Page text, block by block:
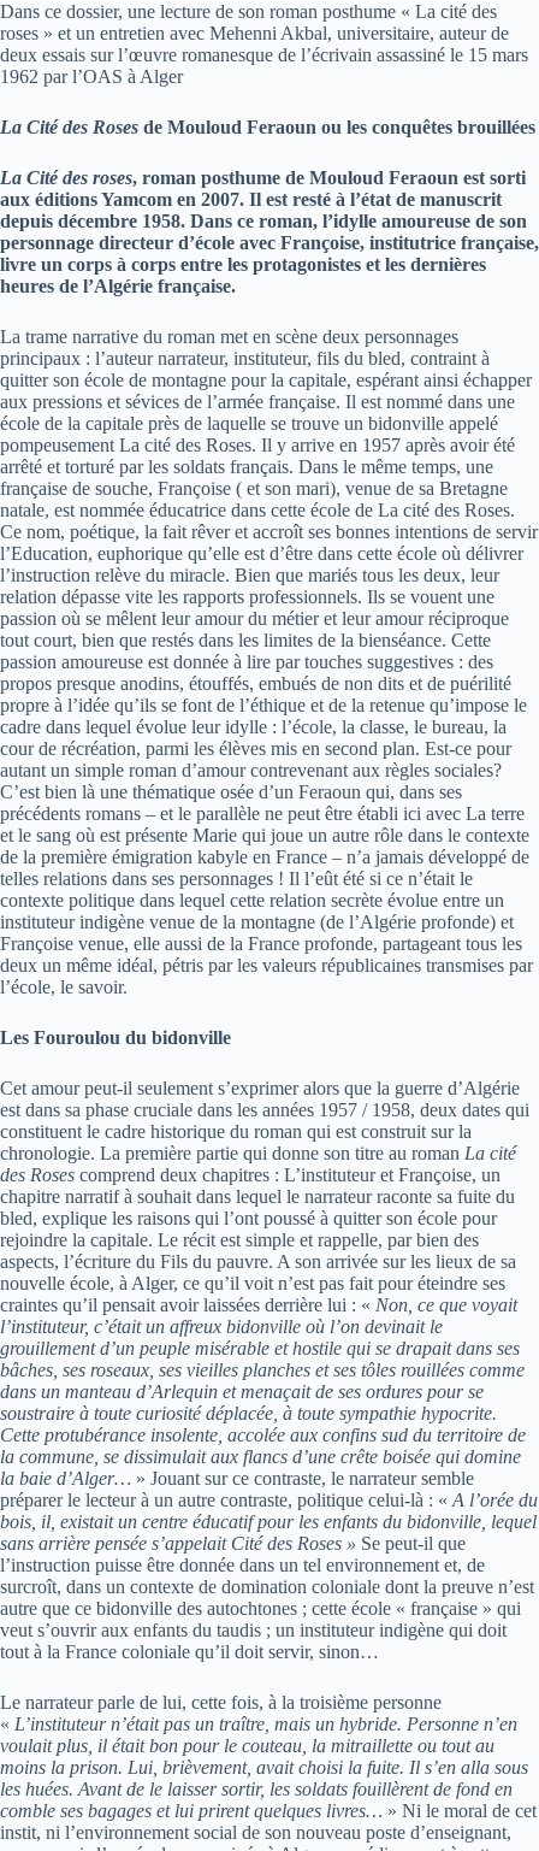
Dans ce dossier, une lecture de son roman posthume « La cité des
roses » et un entretien avec Mehenni Akbal, universitaire, auteur de
deux essais sur l’œuvre romanesque de l’écrivain assassiné le 15 mars
1962 par l’OAS à Alger
La Cité des Roses de Mouloud Feraoun ou les conquêtes brouillées
La Cité des roses, roman posthume de Mouloud Feraoun est sorti
aux éditions Yamcom en 2007. Il est resté à l’état de manuscrit
depuis décembre 1958. Dans ce roman, l’idylle amoureuse de son
personnage directeur d’école avec Françoise, institutrice française,
livre un corps à corps entre les protagonistes et les dernières
heures de l’Algérie française.
La trame narrative du roman met en scène deux personnages
principaux : l’auteur narrateur, instituteur, fils du bled, contraint à
quitter son école de montagne pour la capitale, espérant ainsi échapper
aux pressions et sévices de l’armée française. Il est nommé dans une
école de la capitale près de laquelle se trouve un bidonville appelé
pompeusement La cité des Roses. Il y arrive en 1957 après avoir été
arrêté et torturé par les soldats français. Dans le même temps, une
française de souche, Françoise ( et son mari), venue de sa Bretagne
natale, est nommée éducatrice dans cette école de La cité des Roses.
Ce nom, poétique, la fait rêver et accroît ses bonnes intentions de servir
l’Education, euphorique qu’elle est d’être dans cette école où délivrer
l’instruction relève du miracle. Bien que mariés tous les deux, leur
relation dépasse vite les rapports professionnels. Ils se vouent une
passion où se mêlent leur amour du métier et leur amour réciproque
tout court, bien que restés dans les limites de la bienséance. Cette
passion amoureuse est donnée à lire par touches suggestives : des
propos presque anodins, étouffés, embués de non dits et de puérilité
propre à l’idée qu’ils se font de l’éthique et de la retenue qu’impose le
cadre dans lequel évolue leur idylle : l’école, la classe, le bureau, la
cour de récréation, parmi les élèves mis en second plan. Est-ce pour
autant un simple roman d’amour contrevenant aux règles sociales?
C’est bien là une thématique osée d’un Feraoun qui, dans ses
précédents romans – et le parallèle ne peut être établi ici avec La terre
et le sang où est présente Marie qui joue un autre rôle dans le contexte
de la première émigration kabyle en France – n’a jamais développé de
telles relations dans ses personnages ! Il l’eût été si ce n’était le
contexte politique dans lequel cette relation secrète évolue entre un
instituteur indigène venue de la montagne (de l’Algérie profonde) et
Françoise venue, elle aussi de la France profonde, partageant tous les
deux un même idéal, pétris par les valeurs républicaines transmises par
l’école, le savoir.
Les Fouroulou du bidonville
Cet amour peut-il seulement s’exprimer alors que la guerre d’Algérie
est dans sa phase cruciale dans les années 1957 / 1958, deux dates qui
constituent le cadre historique du roman qui est construit sur la
chronologie. La première partie qui donne son titre au roman La cité
des Roses comprend deux chapitres : L’instituteur et Françoise, un
chapitre narratif à souhait dans lequel le narrateur raconte sa fuite du
bled, explique les raisons qui l’ont poussé à quitter son école pour
rejoindre la capitale. Le récit est simple et rappelle, par bien des
aspects, l’écriture du Fils du pauvre. A son arrivée sur les lieux de sa
nouvelle école, à Alger, ce qu’il voit n’est pas fait pour éteindre ses
craintes qu’il pensait avoir laissées derrière lui : « Non, ce que voyait
l’instituteur, c’était un affreux bidonville où l’on devinait le
grouillement d’un peuple misérable et hostile qui se drapait dans ses
bâches, ses roseaux, ses vieilles planches et ses tôles rouillées comme
dans un manteau d’Arlequin et menaçait de ses ordures pour se
soustraire à toute curiosité déplacée, à toute sympathie hypocrite.
Cette protubérance insolente, accolée aux confins sud du territoire de
la commune, se dissimulait aux flancs d’une crête boisée qui domine
la baie d’Alger… » Jouant sur ce contraste, le narrateur semble
préparer le lecteur à un autre contraste, politique celui-là : « A l’orée du
bois, il, existait un centre éducatif pour les enfants du bidonville, lequel
sans arrière pensée s’appelait Cité des Roses » Se peut-il que
l’instruction puisse être donnée dans un tel environnement et, de
surcroît, dans un contexte de domination coloniale dont la preuve n’est
autre que ce bidonville des autochtones ; cette école « française » qui
veut s’ouvrir aux enfants du taudis ; un instituteur indigène qui doit
tout à la France coloniale qu’il doit servir, sinon…
Le narrateur parle de lui, cette fois, à la troisième personne
« L’instituteur n’était pas un traître, mais un hybride. Personne n’en
voulait plus, il était bon pour le couteau, la mitraillette ou tout au
moins la prison. Lui, brièvement, avait choisi la fuite. Il s’en alla sous
les huées. Avant de le laisser sortir, les soldats fouillèrent de fond en
comble ses bagages et lui prirent quelques livres… » Ni le moral de cet
instit, ni l’environnement social de son nouveau poste d’enseignant,